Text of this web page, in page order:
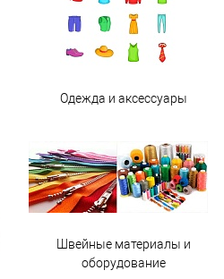
Одежда и аксессуары
Швейные материалы и
оборудование